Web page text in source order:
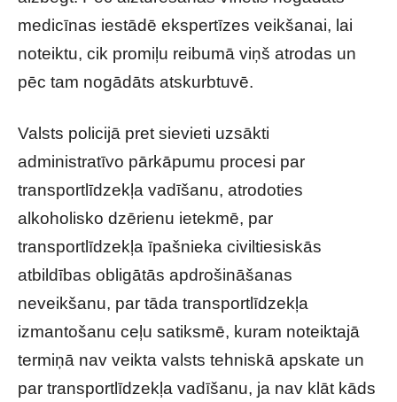
medicīnas iestādē ekspertīzes veikšanai, lai
noteiktu, cik promiļu reibumā viņš atrodas un
pēc tam nogādāts atskurbtuvē.
Valsts policijā pret sievieti uzsākti
administratīvo pārkāpumu procesi par
transportlīdzekļa vadīšanu, atrodoties
alkoholisko dzērienu ietekmē, par
transportlīdzekļa īpašnieka civiltiesiskās
atbildības obligātās apdrošināšanas
neveikšanu, par tāda transportlīdzekļa
izmantošanu ceļu satiksmē, kuram noteiktajā
termiņā nav veikta valsts tehniskā apskate un
par transportlīdzekļa vadīšanu, ja nav klāt kāds